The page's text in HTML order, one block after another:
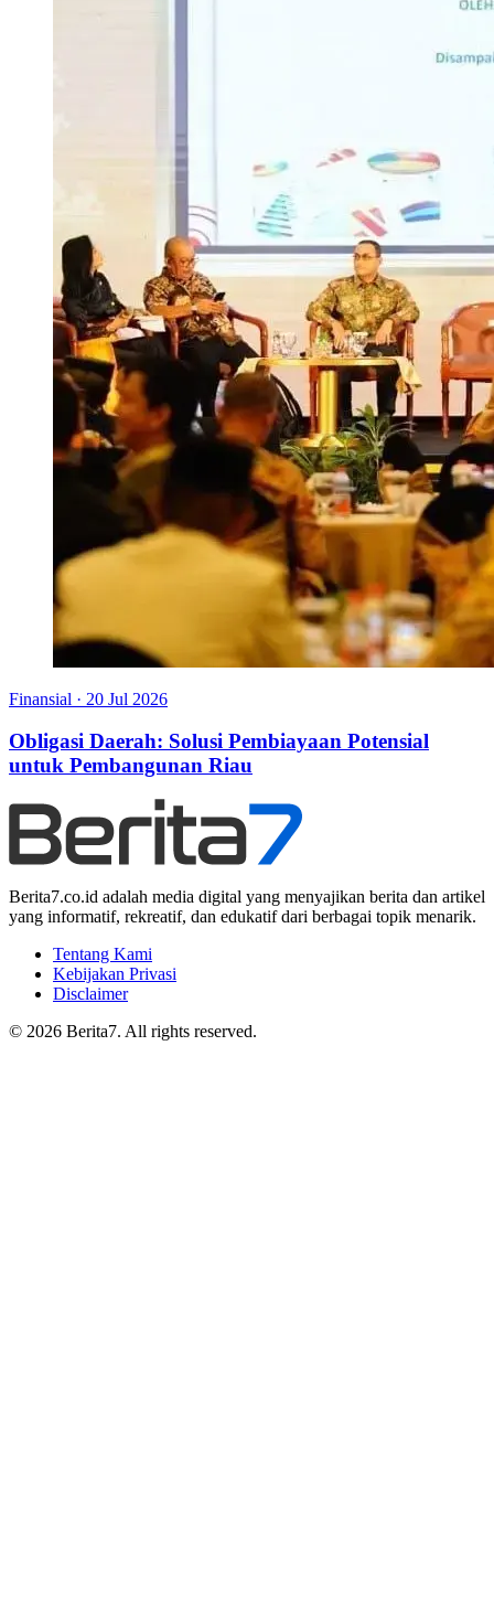
Finansial · 20 Jul 2026
Obligasi Daerah: Solusi Pembiayaan Potensial
untuk Pembangunan Riau
Berita7.co.id adalah media digital yang menyajikan berita dan artikel
yang informatif, rekreatif, dan edukatif dari berbagai topik menarik.
Tentang Kami
Kebijakan Privasi
Disclaimer
© 2026 Berita7. All rights reserved.